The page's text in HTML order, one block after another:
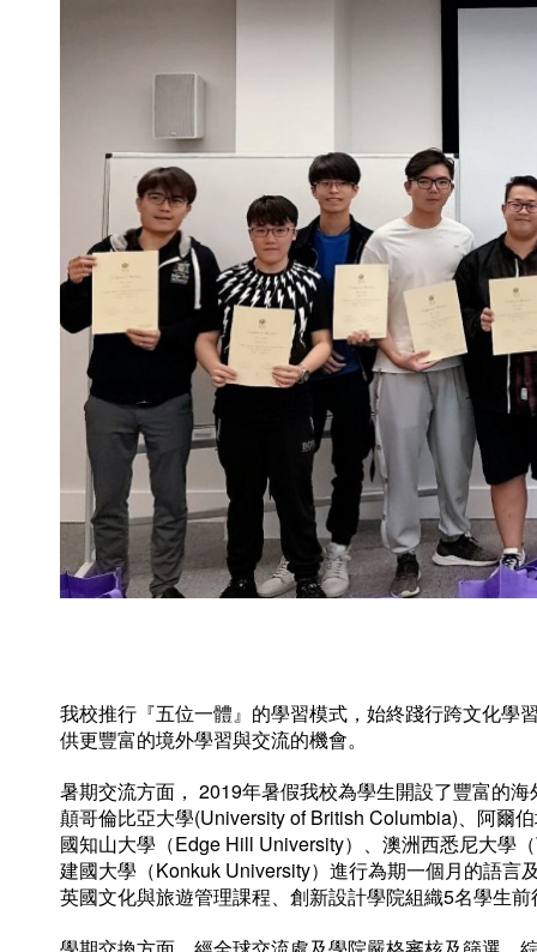
我校推行『五位一體』的學習模式，始終踐行跨文化學
供更豐富的境外學習與交流的機會。
暑期交流方面， 2019年暑假我校為學生開設了豐富的
顛哥倫比亞大學(University of British Columbia)、阿爾
國知山大學（Edge Hill University）、澳洲西悉尼大學
建國大學（Konkuk University）進行為期一個月的語言
英國文化與旅遊管理課程、創新設計學院組織5名學生